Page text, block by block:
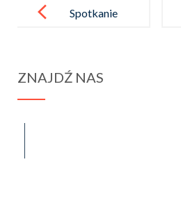
navigation
Spotkanie
ZNAJDŹ NAS